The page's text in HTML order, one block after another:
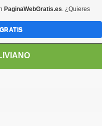
PaginaWebGratis.es. ¿Quieres